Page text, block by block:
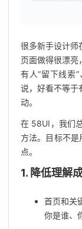
很多新手设计师
页面做得很漂亮
有人“留下线索
说，好看不等于
动。
在 58UI，我们
方法。目标不是
点。
1. 降低理解
首页和关
你是谁、